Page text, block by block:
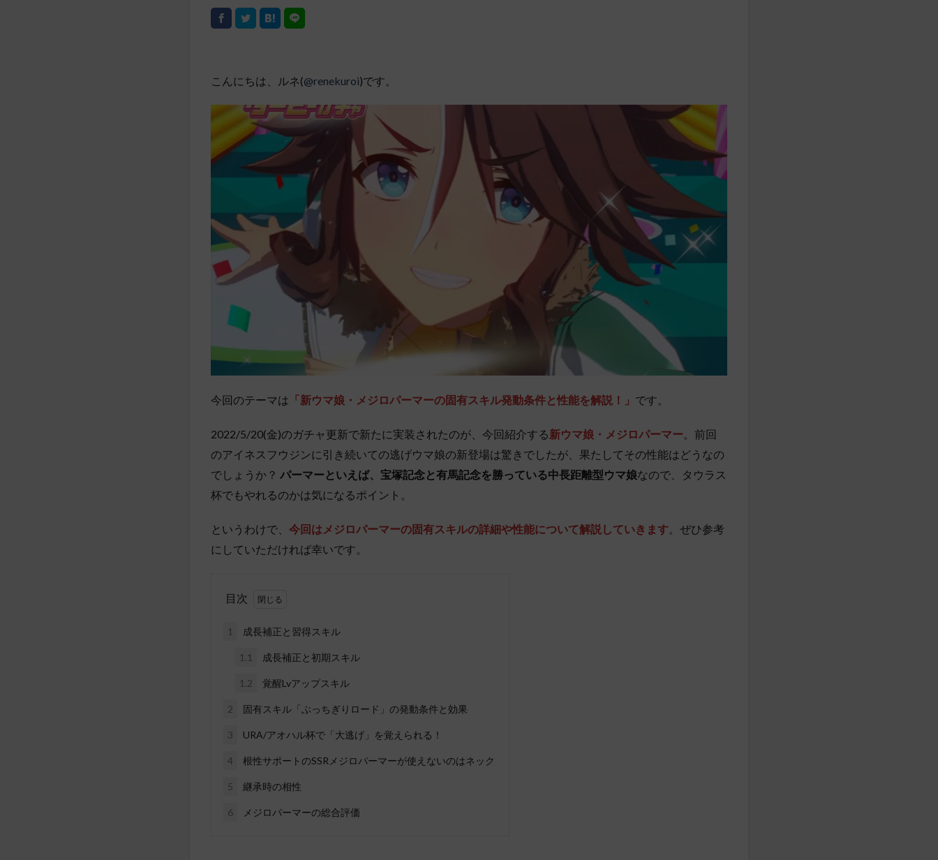
こんにちは、ルネ(@renekuroi)です。
今回のテーマは 「新ウマ娘・メジロパーマーの固有スキル発動条件と性能を解説！」 です。
2022/5/20(金)のガチャ更新で新たに実装されたのが、今回紹介する新ウマ娘・メジロパーマー。前回
のアイネスフウジンに引き続いての逃げウマ娘の新登場は驚きでしたが、果たしてその性能はどうなの
でしょうか？ パーマーといえば、宝塚記念と有馬記念を勝っている中長距離型ウマ娘なので、タウラス
杯でもやれるのかは気になるポイント。
というわけで、 今回は メジロパーマーの固有スキルの詳細や性能について解説していきます。ぜひ参考
にしていただければ幸いです。
目次
1 成長補正と習得スキル
1.1 成長補正と初期スキル
1.2 覚醒Lvアップスキル
2 固有スキル「ぶっちぎりロード」の発動条件と効果
3 URA/アオハル杯で「大逃げ」を覚えられる！
4 根性サポートのSSRメジロパーマーが使えないのはネック
5 継承時の相性
6 メジロパーマーの総合評価